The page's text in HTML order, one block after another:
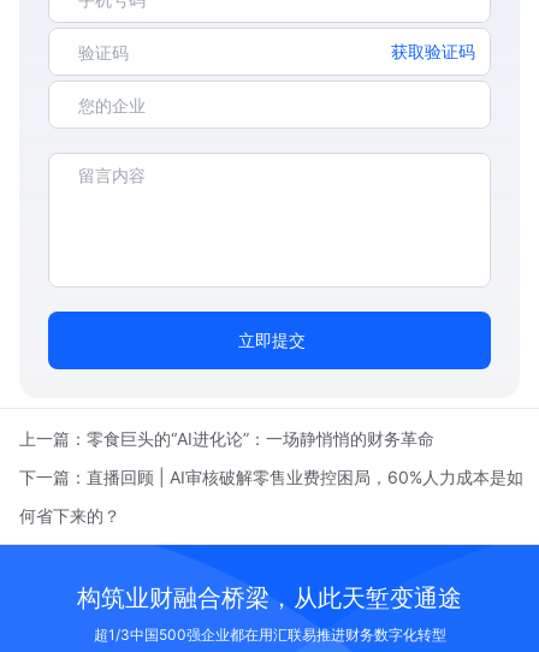
获取验证码
立即提交
上一篇： 零食巨头的“AI进化论”：一场静悄悄的财务革命
下一篇： 直播回顾 | AI审核破解零售业费控困局，60%人力成本是如
何省下来的？
构筑业财融合桥梁，从此天堑变通途
超1/3中国500强企业都在用汇联易推进财务数字化转型